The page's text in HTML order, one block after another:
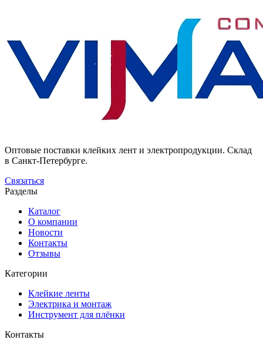
Оптовые поставки клейких лент и электропродукции. Склад
в Санкт-Петербурге.
Связаться
Разделы
Каталог
О компании
Новости
Контакты
Отзывы
Категории
Клейкие ленты
Электрика и монтаж
Инструмент для плёнки
Контакты